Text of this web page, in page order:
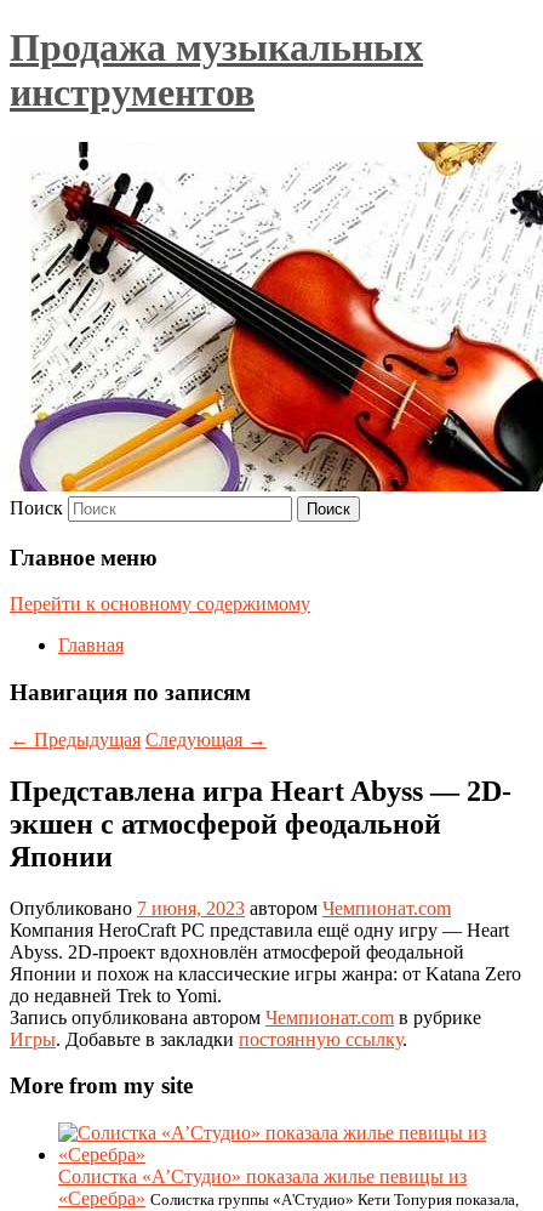
Продажа музыкальных
инструментов
Поиск
Главное меню
Перейти к основному содержимому
Главная
Навигация по записям
← Предыдущая Следующая →
Представлена игра Heart Abyss — 2D-
экшен с атмосферой феодальной
Японии
Опубликовано 7 июня, 2023 автором Чемпионат.com
Компания HeroCraft PC представила ещё одну игру — Heart
Abyss. 2D-проект вдохновлён атмосферой феодальной
Японии и похож на классические игры жанра: от Katana Zero
до недавней Trek to Yomi.
Запись опубликована автором Чемпионат.com в рубрике
Игры. Добавьте в закладки постоянную ссылку.
More from my site
Солистка «А’Студио» показала жилье певицы из
«Серебра» Солистка группы «А'Студио» Кети Топурия показала,